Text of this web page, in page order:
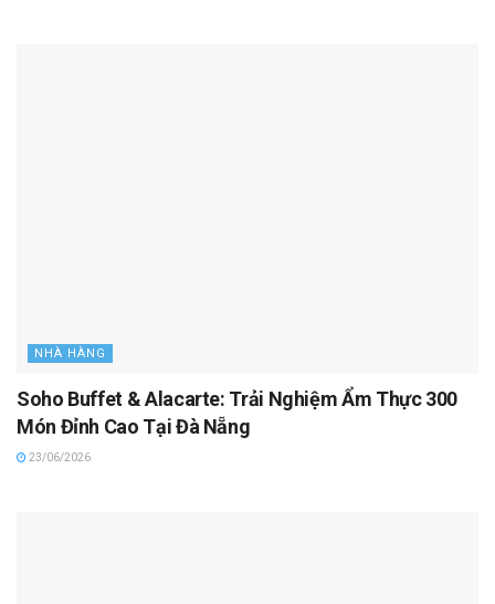
NHÀ HÀNG
Soho Buffet & Alacarte: Trải Nghiệm Ẩm Thực 300
Món Đỉnh Cao Tại Đà Nẵng
23/06/2026